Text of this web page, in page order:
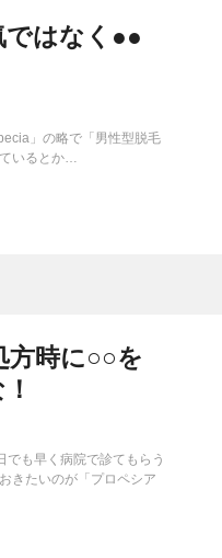
ではなく●●
」の略で「男性型脱毛
いるとか…
方時に○○を
も早く病院で診てもらう
きたいのが「プロペシア